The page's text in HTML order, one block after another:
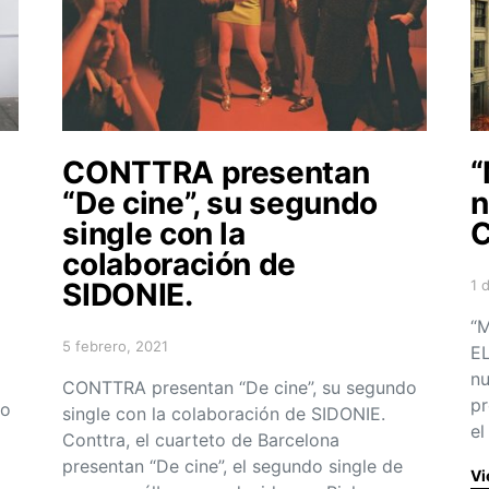
CONTTRA presentan
“De cine”, su segundo
single con la
colaboración de
SIDONIE.
Posted on
5 febrero, 2021
CONTTRA presentan “De cine”, su segundo
single con la colaboración de SIDONIE.
Conttra, el cuarteto de Barcelona
presentan “De cine”, el segundo single de
1